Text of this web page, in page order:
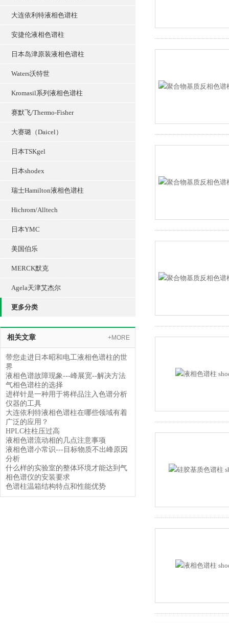
大连依利特液相色谱柱
安捷伦液相色谱柱
日本岛津原装液相色谱柱
Waters沃特世
Kromasil系列液相色谱柱
赛默飞/Thermo-Fisher
大赛璐（Daicel）
日本TSKgel
日本shodex
瑞士Hamilton液相色谱柱
Hichrom/Alltech
日本YMC
美国伯乐
MERCK默克
Agela天津艾杰尔
更多分类
相关文章 +MORE
带您走进日本昭和电工液相色谱柱的世
界
液相色谱故障现象---峰展宽--解决方法
气相色谱柱的选择
进样针是一种用于将样品注入色谱分析
仪器的工具
大连依利特液相色谱柱在哪些领域有着
广泛的应用？
HPLC柱柱压过高
液相色谱流动相的几点注意事项
液相色谱小常识---目标物质不出峰原因
分析
什么样的实验室的整体环境才能达到气
相色谱仪的安装要求
色谱柱温箱结构特点和性能优势